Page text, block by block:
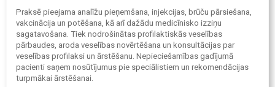
Praksē pieejama analīžu pieņemšana, injekcijas, brūču pārsiešana,
vakcinācija un potēšana, kā arī dažādu medicīnisko izziņu
sagatavošana. Tiek nodrošinātas profilaktiskās veselības
pārbaudes, aroda veselības novērtēšana un konsultācijas par
veselības profilaksi un ārstēšanu. Nepieciešamības gadījumā
pacienti saņem nosūtījumus pie speciālistiem un rekomendācijas
turpmākai ārstēšanai.